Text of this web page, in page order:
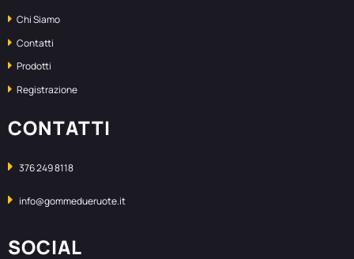
Chi Siamo
Contatti
Prodotti
Registrazione
CONTATTI
376 249 8118
info@gommedueruote.it
SOCIAL